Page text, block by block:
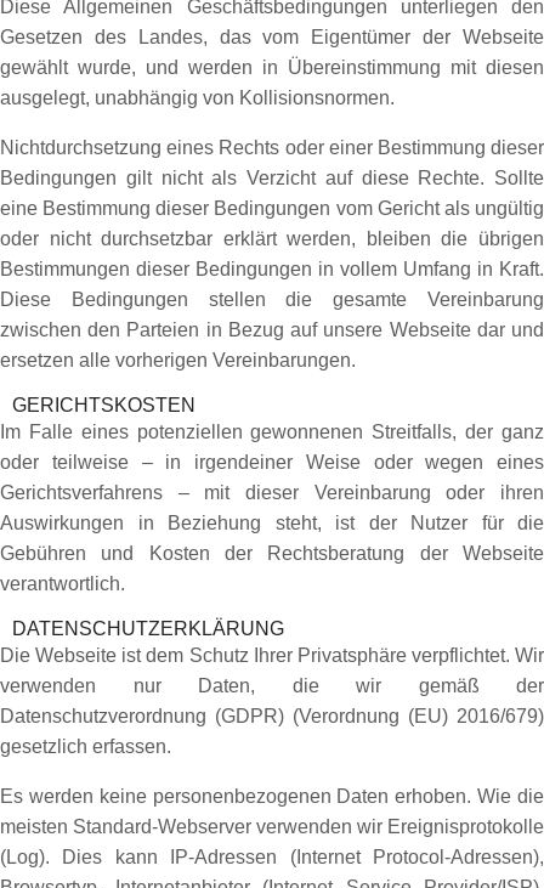
Diese Allgemeinen Geschäftsbedingungen unterliegen den
Gesetzen des Landes, das vom Eigentümer der Webseite
gewählt wurde, und werden in Übereinstimmung mit diesen
ausgelegt, unabhängig von Kollisionsnormen.
Nichtdurchsetzung eines Rechts oder einer Bestimmung dieser
Bedingungen gilt nicht als Verzicht auf diese Rechte. Sollte
eine Bestimmung dieser Bedingungen vom Gericht als ungültig
oder nicht durchsetzbar erklärt werden, bleiben die übrigen
Bestimmungen dieser Bedingungen in vollem Umfang in Kraft.
Diese Bedingungen stellen die gesamte Vereinbarung
zwischen den Parteien in Bezug auf unsere Webseite dar und
ersetzen alle vorherigen Vereinbarungen.
GERICHTSKOSTEN
Im Falle eines potenziellen gewonnenen Streitfalls, der ganz
oder teilweise – in irgendeiner Weise oder wegen eines
Gerichtsverfahrens – mit dieser Vereinbarung oder ihren
Auswirkungen in Beziehung steht, ist der Nutzer für die
Gebühren und Kosten der Rechtsberatung der Webseite
verantwortlich.
DATENSCHUTZERKLÄRUNG
Die Webseite ist dem Schutz Ihrer Privatsphäre verpflichtet. Wir
verwenden nur Daten, die wir gemäß der
Datenschutzverordnung (GDPR) (Verordnung (EU) 2016/679)
gesetzlich erfassen.
Es werden keine personenbezogenen Daten erhoben. Wie die
meisten Standard-Webserver verwenden wir Ereignisprotokolle
(Log). Dies kann IP-Adressen (Internet Protocol-Adressen),